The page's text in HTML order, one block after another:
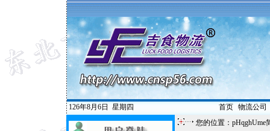
126年8月6日 星期四 首页| 物流公司
您的位置：pHqghUme